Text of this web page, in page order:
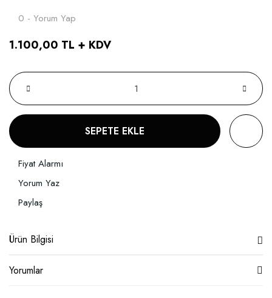
0 - Yorum Yap
1.100,00 TL + KDV
SEPETE EKLE
Fiyat Alarmı
Yorum Yaz
Paylaş
Ürün Bilgisi
Yorumlar